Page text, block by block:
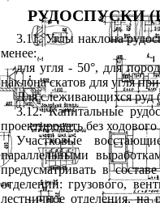
РУДОСПУСКИ
3.11. Углы наклона
менее:
для угля - 50°, для
наклона скатов для угля
Для слеживающихся руд
3.12. Капитальные
проектировать без
Участковые
параллельными
предусматривать в
отделений: грузового,
лестничное отделения,